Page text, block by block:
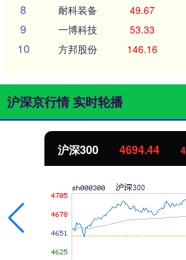
8 耐科装备 49.67
9 一博科技 53.33
10 方邦股份 146.16
沪深京行情 实时轮播
沪深300 4694.44